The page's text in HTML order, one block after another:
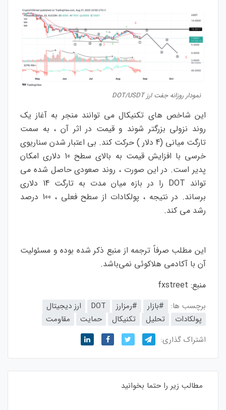
نمودار روزانه جفت ارز DOT/USDT
این شاخص های تکنیکال می توانند منجر به آغاز یک
روند نزولی بزرگتر شوند و قیمت در اثر آن ، به سمت
تارگت میانی (4 دلار ) حرکت کند. بی اعتبار شدن سناریوی
خرسی با افزایش قیمت به بالای سطح 10 دلاری امکان
پدیر است. در این صورت ، روند صعودی حاصل شده می
تواند DOT را در بازه میان مدت به تارگت 14 دلاری
برساند. در نتیجه ، پولکادات از سطح فعلی ، 100 درصد
رشد می کند.
این مطلب صرفاً ترجمه از منبع ذکر شده بوده و مسئولیت
آن با آکادمی هلاکوئی نمی‌باشد.
منبع: fxstreet
برچسب ها: #بازار #رمزارز DOT
ارز دیجیتال
پولکادات
تحلیل تکنیکال حمایت
مقاومت
اشتراک گذاری:
مطالب زیر را حتما بخوانید